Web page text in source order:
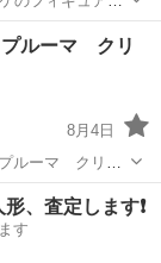
ご相談くださ
ルーマ クリ
8月4日
ルーマ クリュ
、査定します❗️
す